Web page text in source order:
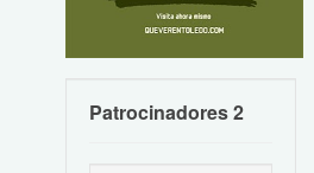
Patrocinadores 2